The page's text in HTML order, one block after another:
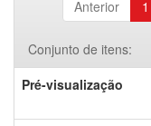
Anterior 1
Conjunto de itens:
Pré-visualização